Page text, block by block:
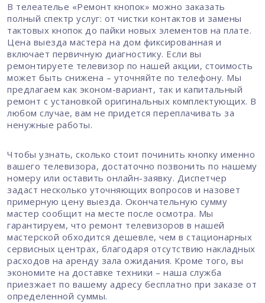
В телеателье «Ремонт кнопок» можно заказать
полный спектр услуг: от чистки контактов и замены
тактовых кнопок до пайки новых элементов на плате.
Цена выезда мастера на дом фиксированная и
включает первичную диагностику. Если вы
ремонтируете телевизор по нашей акции, стоимость
может быть снижена – уточняйте по телефону. Мы
предлагаем как эконом-вариант, так и капитальный
ремонт с установкой оригинальных комплектующих. В
любом случае, вам не придется переплачивать за
ненужные работы.
Чтобы узнать, сколько стоит починить кнопку именно
вашего телевизора, достаточно позвонить по нашему
номеру или оставить онлайн-заявку. Диспетчер
задаст несколько уточняющих вопросов и назовет
примерную цену выезда. Окончательную сумму
мастер сообщит на месте после осмотра. Мы
гарантируем, что ремонт телевизоров в нашей
мастерской обходится дешевле, чем в стационарных
сервисных центрах, благодаря отсутствию накладных
расходов на аренду зала ожидания. Кроме того, вы
экономите на доставке техники – наша служба
приезжает по вашему адресу бесплатно при заказе от
определенной суммы.